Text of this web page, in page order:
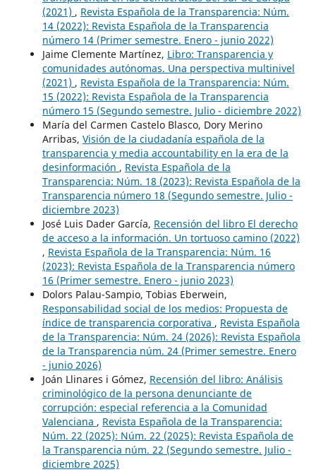
(2021) , Revista Española de la Transparencia: Núm.
14 (2022): Revista Española de la Transparencia
número 14 (Primer semestre. Enero - junio 2022)
Jaime Clemente Martínez, Libro: Transparencia y
comunidades autónomas. Una perspectiva multinivel
(2021) , Revista Española de la Transparencia: Núm.
15 (2022): Revista Española de la Transparencia
número 15 (Segundo semestre. Julio - diciembre 2022)
María del Carmen Castelo Blasco, Dory Merino
Arribas, Visión de la ciudadanía española de la
transparencia y media accountability en la era de la
desinformación , Revista Española de la
Transparencia: Núm. 18 (2023): Revista Española de la
Transparencia número 18 (Segundo semestre. Julio -
diciembre 2023)
José Luis Dader García, Recensión del libro El derecho
de acceso a la información. Un tortuoso camino (2022)
, Revista Española de la Transparencia: Núm. 16
(2023): Revista Española de la Transparencia número
16 (Primer semestre. Enero - junio 2023)
Dolors Palau-Sampio, Tobias Eberwein,
Responsabilidad social de los medios: Propuesta de
índice de transparencia corporativa , Revista Española
de la Transparencia: Núm. 24 (2026): Revista Española
de la Transparencia núm. 24 (Primer semestre. Enero
- junio 2026)
Joán Llinares i Gómez, Recensión del libro: Análisis
criminológico de la persona denunciante de
corrupción: especial referencia a la Comunidad
Valenciana , Revista Española de la Transparencia:
Núm. 22 (2025): Núm. 22 (2025): Revista Española de
la Transparencia núm. 22 (Segundo semestre. Julio -
diciembre 2025)